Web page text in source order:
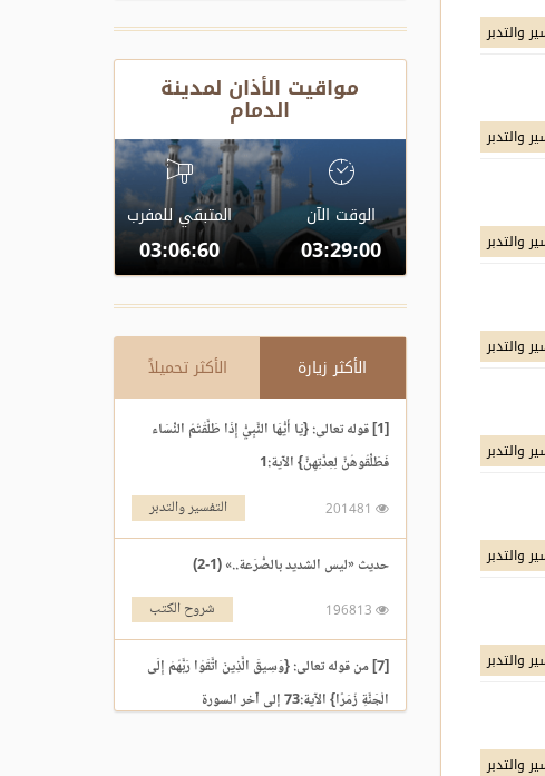
والتدبر
والتدبر
والتدبر
والتدبر
والتدبر
والتدبر
والتدبر
والتدبر
مواقيت الأذان لمدينة
الدمام
الوقت الآن
03:29:00
المتبقي للمفرب
03:06:60
الأكثر زيارة الأكثر تحميلاً
[1] قوله تعالى: {يَا أَيُّهَا النَّبِيُّ إِذَا طَلَّقْتُمُ النِّسَاء
فَطَلِّقُوهُنَّ لِعِدَّتِهِنَّ} الآية:1
التفسير والتدبر
حديث «ليس الشديد بالصُّرَعة..» (1-2)
شروح الكتب
[7] من قوله تعالى: {وَسِيقَ الَّذِينَ اتَّقَوْا رَبَّهُمْ إِلَى
الْجَنَّةِ زُمَرًا} الآية:73 إلى آخر السورة